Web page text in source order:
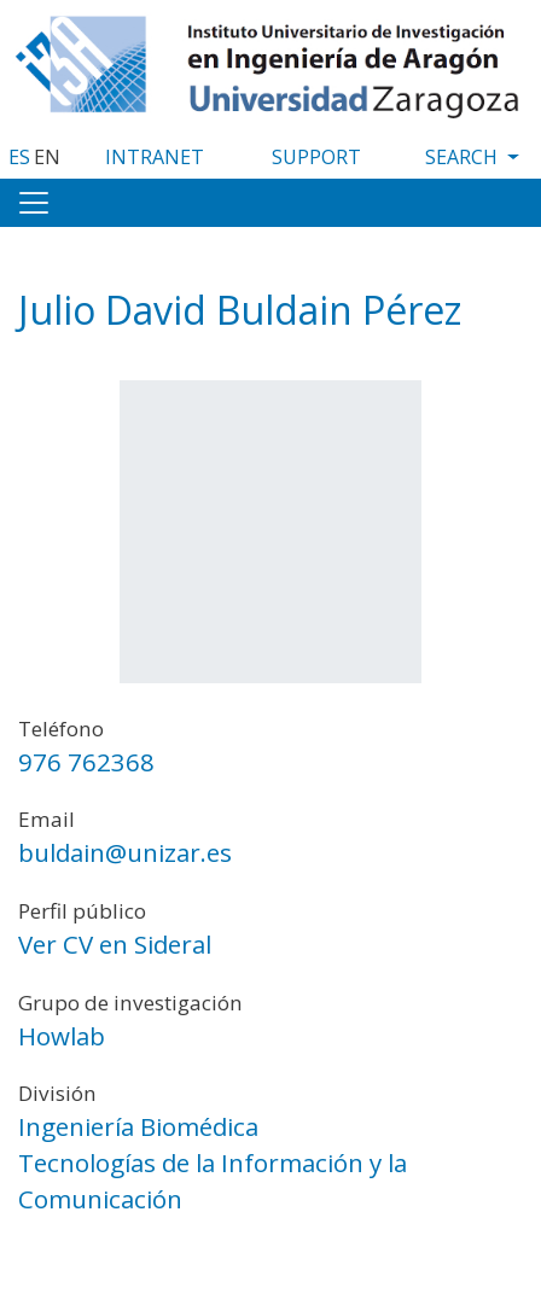
to
main
content
ES EN INTRANET SUPPORT
Julio David Buldain Pérez
Teléfono
976 762368
Email
buldain@unizar.es
Perfil público
Ver CV en Sideral
Grupo de investigación
Howlab
División
Ingeniería Biomédica
Tecnologías de la Información y la
Comunicación